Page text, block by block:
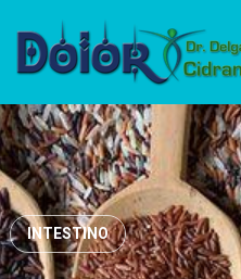
INTESTINO